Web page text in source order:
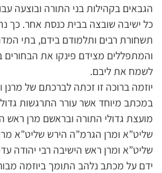
הגבאים בקהילות בני התורה ובוצעה
כל ישיבה שובצה בבית כנסת אחר. כך
תשחורת רבים ותלמודם בידם, בתי
והמתפללים מצידם פינקו את
לשמח את ליבם.
יוזמה ברוכה זו זכתה לברכתם של מרנן
במכתב מיוחד אשר עורר התרגשות גדולה
מועצת גדולי התורה ובראשם מרן ראש
שליט”א ומרן הגרמ”ה הירש שליט”א
שליט”א ומרן ראש הישיבה רבי יהודה
ידם על מכתב נלהב התומך ביוזמה